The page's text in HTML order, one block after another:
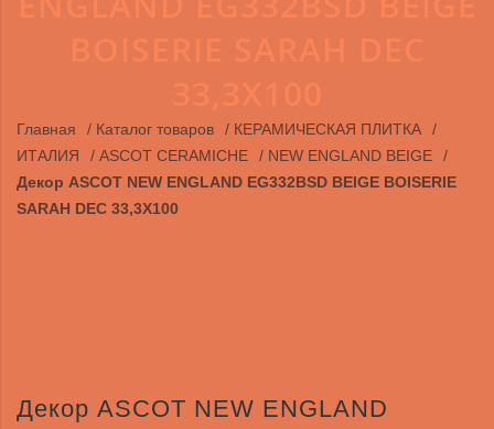
Главная / Каталог товаров / КЕРАМИЧЕСКАЯ ПЛИТКА
/
ИТАЛИЯ
/ ASCOT CERAMICHE / NEW ENGLAND BEIGE
/
Декор ASCOT NEW ENGLAND EG332BSD BEIGE BOISERIE
SARAH DEC 33,3X100
Декор ASCOT NEW ENGLAND